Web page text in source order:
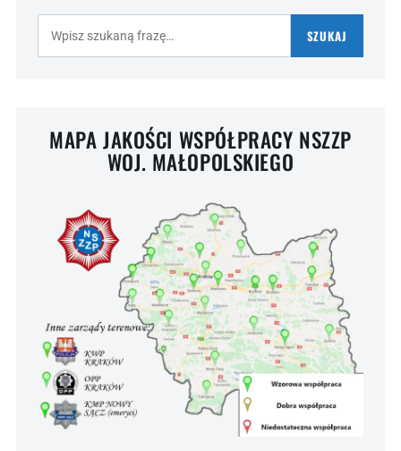
SZUKAJ
MAPA JAKOŚCI WSPÓŁPRACY NSZZP
WOJ. MAŁOPOLSKIEGO